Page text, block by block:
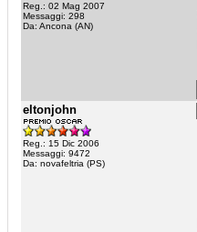
Reg.: 02 Mag 2007
Messaggi: 298
Da: Ancona (AN)
eltonjohn
Reg.: 15 Dic 2006
Messaggi: 9472
Da: novafeltria (PS)